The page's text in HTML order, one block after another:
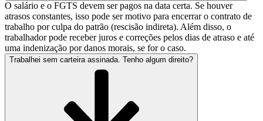
O salário e o FGTS devem ser pagos na data certa. Se houver
atrasos constantes, isso pode ser motivo para encerrar o contrato de
trabalho por culpa do patrão (rescisão indireta). Além disso, o
trabalhador pode receber juros e correções pelos dias de atraso e até
uma indenização por danos morais, se for o caso.
Trabalhei sem carteira assinada. Tenho algum direito?